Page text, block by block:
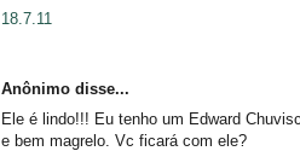
18.7.11
Anônimo disse...
Ele é lindo!!! Eu tenho um Edward
e bem magrelo. Vc ficará com ele?